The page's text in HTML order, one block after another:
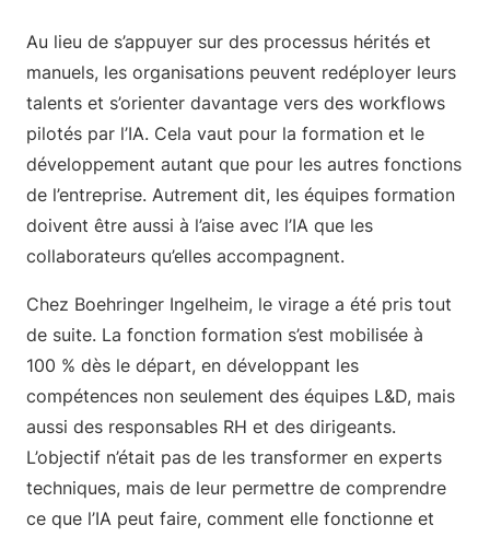
Au lieu de s’appuyer sur des processus hérités et
manuels, les organisations peuvent redéployer leurs
talents et s’orienter davantage vers des workflows
pilotés par l’IA. Cela vaut pour la formation et le
développement autant que pour les autres fonctions
de l’entreprise. Autrement dit, les équipes formation
doivent être aussi à l’aise avec l’IA que les
collaborateurs qu’elles accompagnent.
Chez Boehringer Ingelheim, le virage a été pris tout
de suite. La fonction formation s’est mobilisée à
100 % dès le départ, en développant les
compétences non seulement des équipes L&D, mais
aussi des responsables RH et des dirigeants.
L’objectif n’était pas de les transformer en experts
techniques, mais de leur permettre de comprendre
ce que l’IA peut faire, comment elle fonctionne et